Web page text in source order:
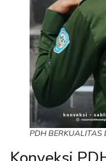
PDH BERKUALITAS